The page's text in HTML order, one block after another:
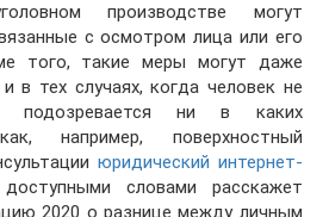
производстве могут
с осмотром лица или его
того, такие меры могут даже
в тех случаях, когда человек не
подозревается ни в каких
например, поверхностный
юридический интернет-
доступными словами расскажет
2020 о разнице между личным